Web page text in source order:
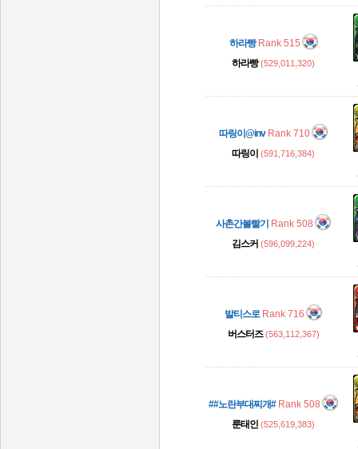
하라빵 Rank 515
하라빵 (529,011,320)
따링이@inv Rank 710
따링이 (591,716,384)
사촌간볼빨기
Rank 508
김스커 (596,099,224)
발티스로 Rank 716
버스터즈 (563,112,367)
##노란부대찌개# Rank 508
룬태인 (525,619,383)